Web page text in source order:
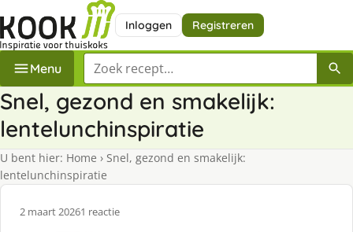
Inloggen Registreren
Menu Zoek een recept
Snel, gezond en smakelijk:
lentelunchinspiratie
U bent hier: Home › Snel, gezond en smakelijk:
lentelunchinspiratie
2 maart 20261 reactie